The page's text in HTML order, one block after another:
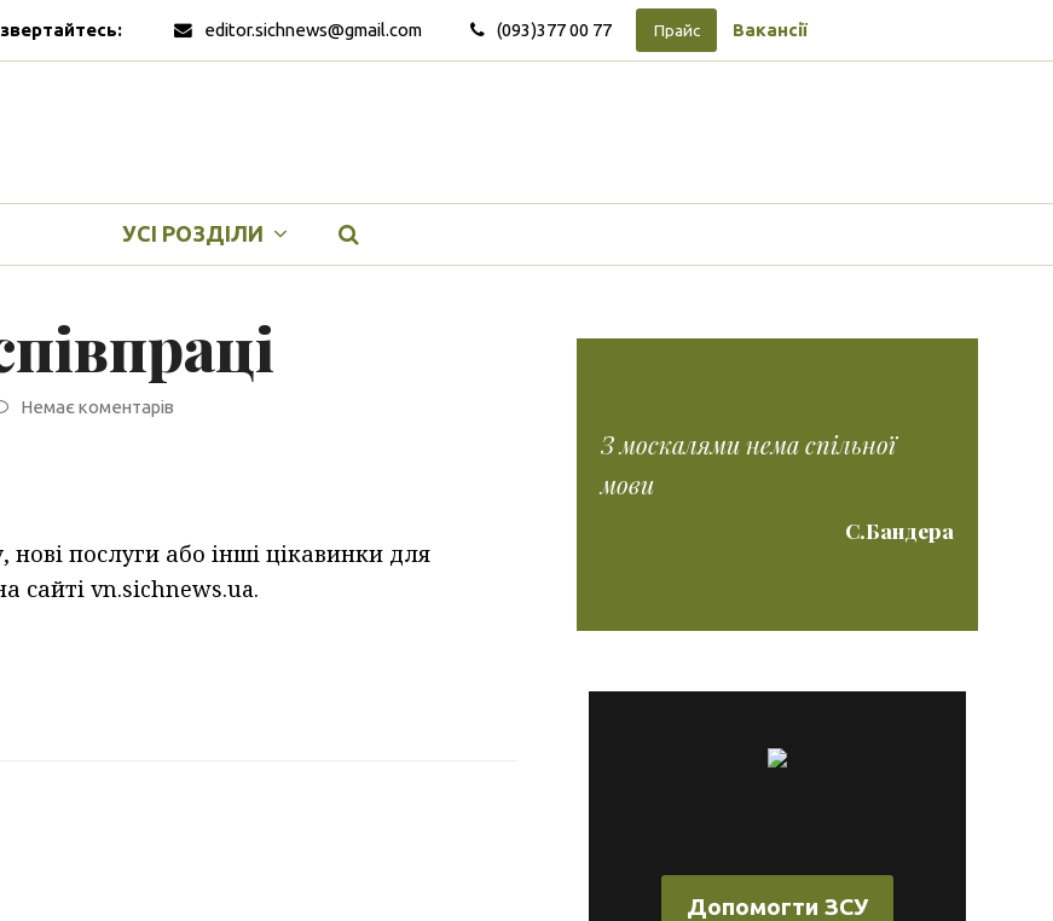
editor.sichnews@gmail.com (093)377 00 77 Прайс Вакансії
УСІ РОЗДІЛИ
Немає коментарів
послуги або інші цікавинки для
сайті vn.sichnews.ua.
З москалями нема спільної
мови
С.Бандера
Допомогти ЗСУ